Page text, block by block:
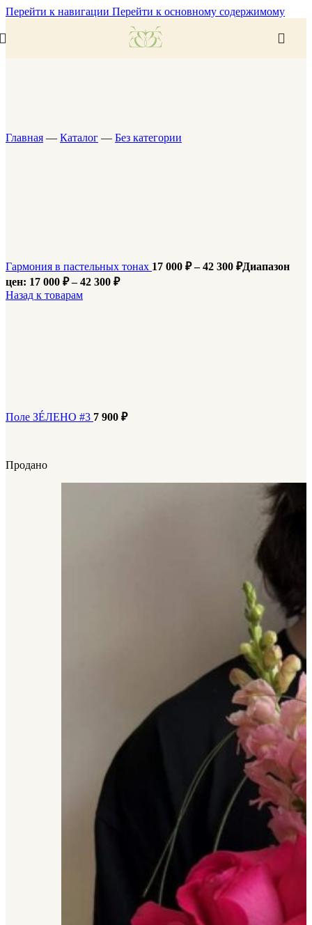
Перейти к навигации Перейти к основному содержимому
Главная — Каталог — Без категории
Гармония в пастельных тонах 17 000 ₽ – 42 300 ₽Диапазон
цен: 17 000 ₽ – 42 300 ₽
Назад к товарам
Поле ЗÉЛЕНО #3 7 900 ₽
Продано